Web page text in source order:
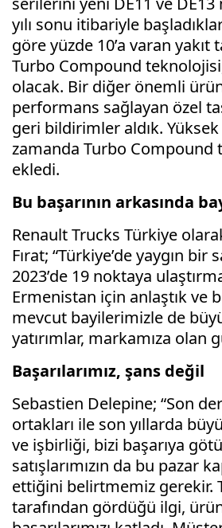
yılı sonu itibariyle
göre yüzde 10’a varan yakıt
Turbo Compound
olacak. Bir diğer önemli
performans sağlayan özel
geri bildirimler aldık.
zamanda Turbo Compound
ekledi.
Bu başarının arkasında
Renault Trucks Türkiye
Fırat; “Türkiye’de yaygın
2023’de 19 noktaya
Ermenistan için anlaştık ve
mevcut bayilerimizle de
yatırımlar, markamıza olan
Başarılarımız, şans değil
Sebastien Delepine; “Son
ortakları ile son yıllarda
ve işbirliği, bizi başarıya
satışlarımızın da bu pazar
ettiğini belirtmemiz gerekir.
tarafından gördüğü ilgi,